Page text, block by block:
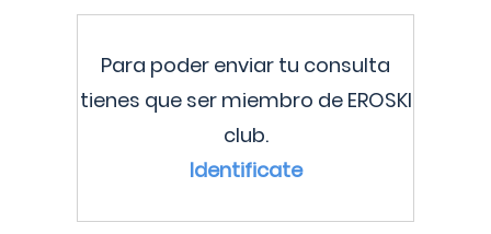
Para poder enviar tu consulta
tienes que ser miembro de EROSKI
club.
Identificate